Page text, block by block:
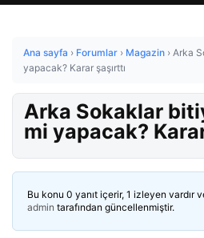
Ana sayfa › Forumlar › Magazin › Arka
yapacak? Karar şaşırttı
Arka Sokaklar
mi yapacak?
Bu konu 0 yanıt içerir, 1 izleyen vardır
admin tarafından güncellenmiştir.